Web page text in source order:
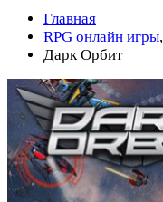
Главная
RPG онлайн игры,
Дарк Орбит